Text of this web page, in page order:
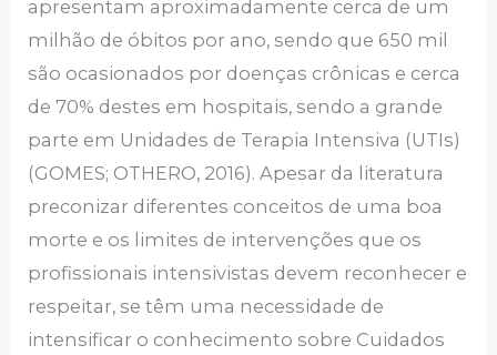
apresentam aproximadamente cerca de um
milhão de óbitos por ano, sendo que 650 mil
são ocasionados por doenças crônicas e cerca
de 70% destes em hospitais, sendo a grande
parte em Unidades de Terapia Intensiva (UTIs)
(GOMES; OTHERO, 2016). Apesar da literatura
preconizar diferentes conceitos de uma boa
morte e os limites de intervenções que os
profissionais intensivistas devem reconhecer e
respeitar, se têm uma necessidade de
intensificar o conhecimento sobre Cuidados